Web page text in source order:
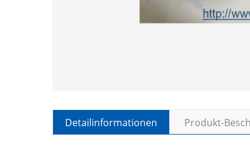
Detailinformationen Produkt-